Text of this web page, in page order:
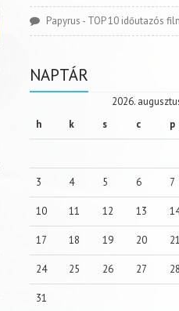
Papyrus - TOP 10 időutazós
NAPTÁR
2026.
h
k s c p
3 4 5 6 7
10 11 12 13
17 18 19 20 21
24 25 26 27 28
31